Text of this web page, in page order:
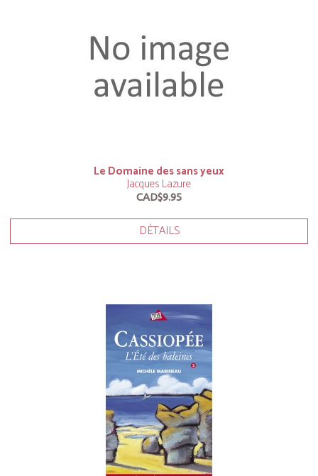
Le Domaine des sans yeux
Jacques Lazure
CAD$9.95
DÉTAILS